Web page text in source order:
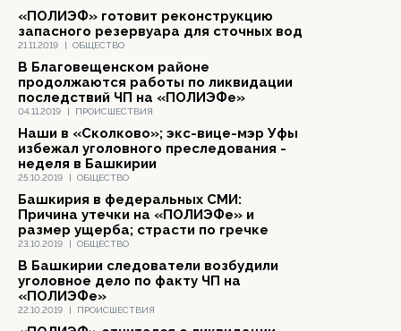
21.11.2019 | ОБЩЕСТВО
«ПОЛИЭФ» готовит реконструкцию
запасного резервуара для сточных вод
04.11.2019 | ПРОИСШЕСТВИЯ
В Благовещенском районе
продолжаются работы по ликвидации
последствий ЧП на «ПОЛИЭФе»
25.10.2019 | ОБЩЕСТВО
Наши в «Сколково»; экс-вице-мэр Уфы
избежал уголовного преследования -
неделя в Башкирии
23.10.2019 | ОБЩЕСТВО
Башкирия в федеральных СМИ:
Причина утечки на «ПОЛИЭФе» и
размер ущерба; страсти по гречке
22.10.2019 | ПРОИСШЕСТВИЯ
В Башкирии следователи возбудили
уголовное дело по факту ЧП на
«ПОЛИЭФе»